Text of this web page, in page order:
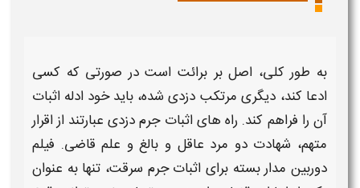
به طور کلی، اصل بر برائت است در صورتی که کسی
ادعا کند، دیگری مرتکب دزدی شده، باید خود ادله اثبات
آن را فراهم کند. راه های اثبات جرم دزدی عبارتند از اقرار
متهم، شهادت دو مرد عاقل و بالغ و علم قاضی. فیلم
دوربین مدار بسته برای اثبات جرم سرقت، تنها به عنوان